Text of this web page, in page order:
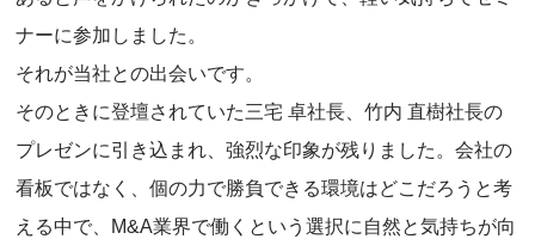
ナーに参加しました。
それが当社との出会いです。
そのときに登壇されていた三宅 卓社長、竹内 直樹社長の
プレゼンに引き込まれ、強烈な印象が残りました。会社の
看板ではなく、個の力で勝負できる環境はどこだろうと考
える中で、M&A業界で働くという選択に自然と気持ちが向